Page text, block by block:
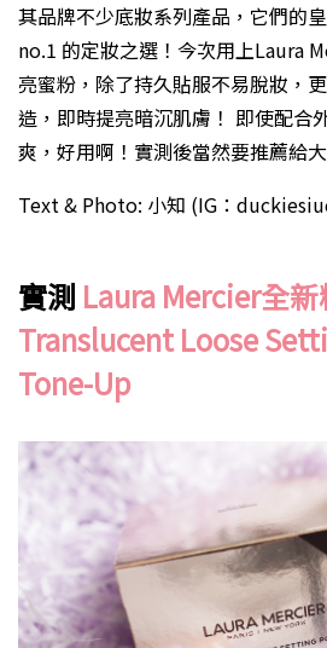
其品牌不少底妝系列產品，它們的
no.1 的定妝之選！今次用上Laura
亮蜜粉，除了持久貼服不易脫妝，
造，即時提亮暗沉肌膚！ 即使配合
爽，好用啊！實測後當然要推薦給
Text & Photo: 小知 (IG：
實測 Laura Mercier全
Translucent Loose
Tone-Up